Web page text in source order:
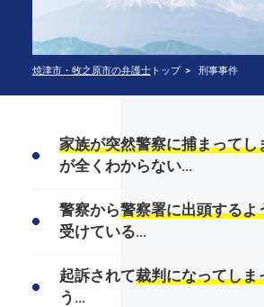
焼津市・牧之原市の弁護士トップ 刑事事件
家族が突然警察に捕まってし
が全くわからない…
警察から警察署に出頭するよ
受けている…
起訴されて裁判になってしま
う…